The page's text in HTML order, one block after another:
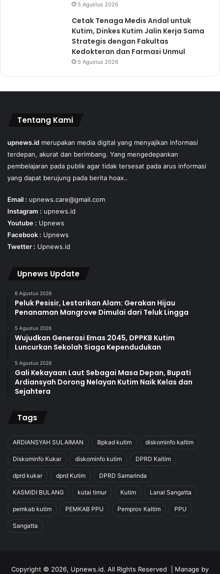
5 Agustus 2026
Cetak Tenaga Medis Andal untuk
Kutim, Dinkes Kutim Jalin Kerja Sama
Strategis dengan Fakultas
Kedokteran dan Farmasi Unmul
5 Agustus 2026
Tentang Kami
upnews.id merupakan media digital yang menyajikan informasi
terdepan, akurat dan berimbang. Yang mengedepankan
pembelajaran pada publik agar tidak tersesat pada arus informasi
yang dapat berujung pada berita hoax..
Email : upnews.care@gmail.com
Instagram : upnews.id
Youtube : Upnews
Facebook : Upnews
Twetter : Upnews.id
Upnews Update
6 Agustus 2026
Peluk Pesisir, Lestarikan Alam: Gerakan Hijau
Penanaman Mangrove Dimulai dari Teluk Lingga
5 Agustus 2026
Wujudkan Generasi Emas 2045, DPPKB Kutim
Luncurkan Sekolah Siaga Kependudukan
5 Agustus 2026
Gali Kekayaan Laut Sebagai Masa Depan, Bupati
Ardiansyah Dorong Nelayan Kutim Naik Kelas dan
Sejahtera
Tags
ARDIANSYAH SULAIMAN Bpkad kutim diskominfo kaltim
Diskominfo Kukar diskominfo kutim DPRD Kaltim
dprd kukar dprd Kutim DPRD Samarinda
KASMIDI BULANG kutai timur Kutim Lanal Sangatta
pemkab kutim PEMKAB PPU Pemprov Kaltim PPU
Sangatta
Copyright © 2026, Upnews.id. All Rights Reserved | Manage by